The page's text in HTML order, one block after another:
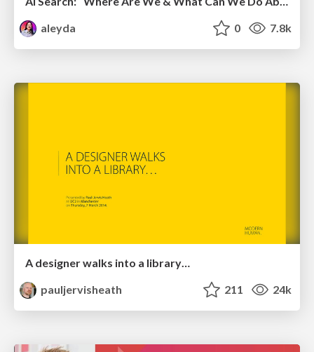
aleyda
0 7.8k
A designer walks into a library…
pauljervisheath
211 24k